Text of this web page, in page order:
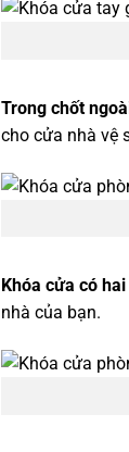
Trong chốt
cho cửa nhà vệ
Khóa cửa có
nhà của bạn.